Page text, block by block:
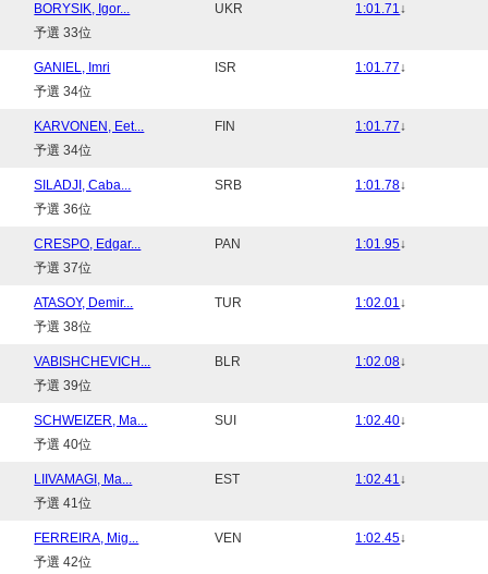
BORYSIK, Igor...
予選 33位
UKR 1:01.71↓
GANIEL, Imri
予選 34位
ISR 1:01.77↓
KARVONEN, Eet...
予選 34位
FIN 1:01.77↓
SILADJI, Caba...
予選 36位
SRB 1:01.78↓
CRESPO, Edgar...
予選 37位
PAN 1:01.95↓
ATASOY, Demir...
予選 38位
TUR 1:02.01↓
VABISHCHEVICH...
予選 39位
BLR 1:02.08↓
SCHWEIZER, Ma...
予選 40位
SUI 1:02.40↓
LIIVAMAGI, Ma...
予選 41位
EST 1:02.41↓
FERREIRA, Mig...
予選 42位
VEN 1:02.45↓